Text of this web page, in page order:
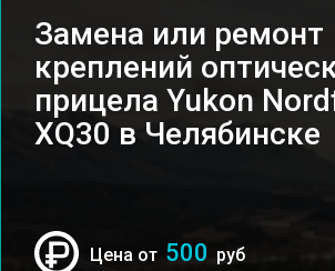
Замена или ремонт
креплений
прицела Yukon
XQ30 в Челябинске
Цена от 500 руб